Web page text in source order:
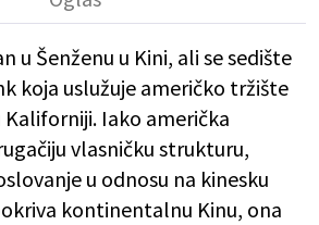
u Šenženu u Kini, ali se sedište
koja uslužuje američko tržište
Kaliforniji. Iako američka
vlasničku strukturu,
u odnosu na kinesku
kontinentalnu Kinu, ona